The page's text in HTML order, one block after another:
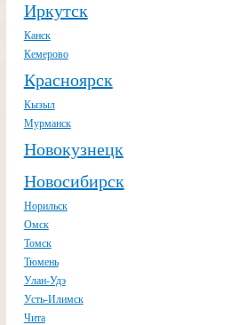
Иркутск
Канск
Кемерово
Красноярск
Кызыл
Мурманск
Новокузнецк
Новосибирск
Норильск
Омск
Томск
Тюмень
Улан-Удэ
Усть-Илимск
Чита